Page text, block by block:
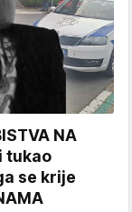
NA
tukao
se krije